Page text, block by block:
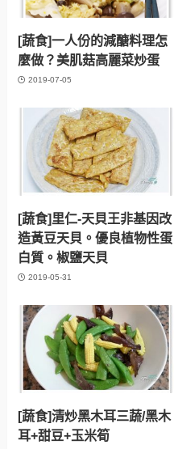
[蔬食]一人份的減醣料理怎
麼做？美肌菇高麗菜炒蛋
2019-07-05
[蔬食]里仁-天貝王非基因改
造黃豆天貝。優良植物性蛋
白質。椒鹽天貝
2019-05-31
[蔬食]清炒黑木耳三蔬/黑木
耳+甜豆+玉米筍